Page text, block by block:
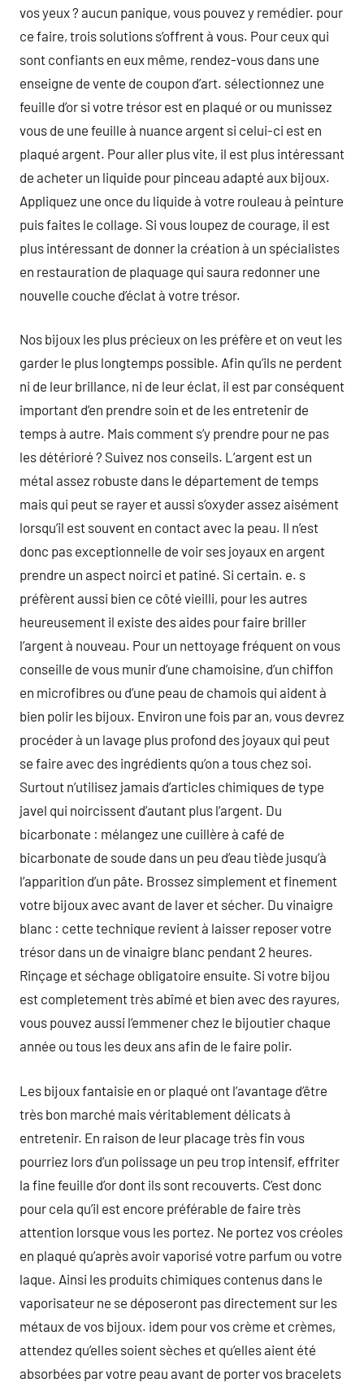
vos yeux ? aucun panique, vous pouvez y remédier. pour
ce faire, trois solutions s’offrent à vous. Pour ceux qui
sont confiants en eux même, rendez-vous dans une
enseigne de vente de coupon d’art. sélectionnez une
feuille d’or si votre trésor est en plaqué or ou munissez
vous de une feuille à nuance argent si celui-ci est en
plaqué argent. Pour aller plus vite, il est plus intéressant
de acheter un liquide pour pinceau adapté aux bijoux.
Appliquez une once du liquide à votre rouleau à peinture
puis faites le collage. Si vous loupez de courage, il est
plus intéressant de donner la création à un spécialistes
en restauration de plaquage qui saura redonner une
nouvelle couche d’éclat à votre trésor.
Nos bijoux les plus précieux on les préfère et on veut les
garder le plus longtemps possible. Afin qu’ils ne perdent
ni de leur brillance, ni de leur éclat, il est par conséquent
important d’en prendre soin et de les entretenir de
temps à autre. Mais comment s’y prendre pour ne pas
les détérioré ? Suivez nos conseils. L’argent est un
métal assez robuste dans le département de temps
mais qui peut se rayer et aussi s’oxyder assez aisément
lorsqu’il est souvent en contact avec la peau. Il n’est
donc pas exceptionnelle de voir ses joyaux en argent
prendre un aspect noirci et patiné. Si certain. e. s
préfèrent aussi bien ce côté vieilli, pour les autres
heureusement il existe des aides pour faire briller
l’argent à nouveau. Pour un nettoyage fréquent on vous
conseille de vous munir d’une chamoisine, d’un chiffon
en microfibres ou d’une peau de chamois qui aident à
bien polir les bijoux. Environ une fois par an, vous devrez
procéder à un lavage plus profond des joyaux qui peut
se faire avec des ingrédients qu’on a tous chez soi.
Surtout n’utilisez jamais d’articles chimiques de type
javel qui noircissent d’autant plus l’argent. Du
bicarbonate : mélangez une cuillère à café de
bicarbonate de soude dans un peu d’eau tiède jusqu’à
l’apparition d’un pâte. Brossez simplement et finement
votre bijoux avec avant de laver et sécher. Du vinaigre
blanc : cette technique revient à laisser reposer votre
trésor dans un de vinaigre blanc pendant 2 heures.
Rinçage et séchage obligatoire ensuite. Si votre bijou
est completement très abîmé et bien avec des rayures,
vous pouvez aussi l’emmener chez le bijoutier chaque
année ou tous les deux ans afin de le faire polir.
Les bijoux fantaisie en or plaqué ont l’avantage d’être
très bon marché mais véritablement délicats à
entretenir. En raison de leur placage très fin vous
pourriez lors d’un polissage un peu trop intensif, effriter
la fine feuille d’or dont ils sont recouverts. C’est donc
pour cela qu’il est encore préférable de faire très
attention lorsque vous les portez. Ne portez vos créoles
en plaqué qu’après avoir vaporisé votre parfum ou votre
laque. Ainsi les produits chimiques contenus dans le
vaporisateur ne se déposeront pas directement sur les
métaux de vos bijoux. idem pour vos crème et crèmes,
attendez qu’elles soient sèches et qu’elles aient été
absorbées par votre peau avant de porter vos bracelets